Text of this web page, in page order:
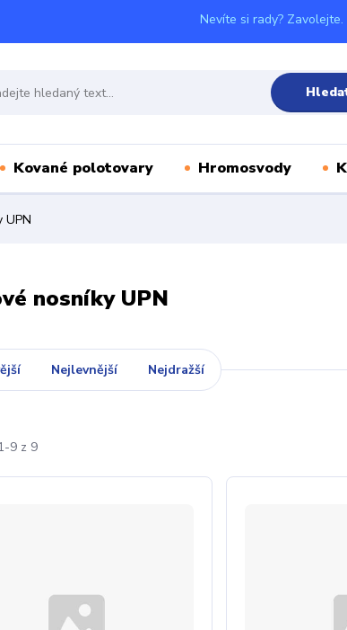
Nevíte si rady? Zavolejte.
Kované polotovary Hromosvody
UPN
nosníky UPN
Nejlevnější Nejdražší
9 z 9